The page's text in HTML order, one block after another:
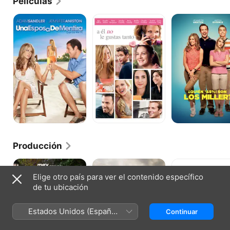
Una
esposa
de
mentira
A
Él
No
Gustas
Tanto
¿Quién
Miller?
Producción
Friends
Special
The
Birds
De
Elige otro país para ver el contenido específico
de tu ubicación
Estados Unidos (Español
México)
Continuar